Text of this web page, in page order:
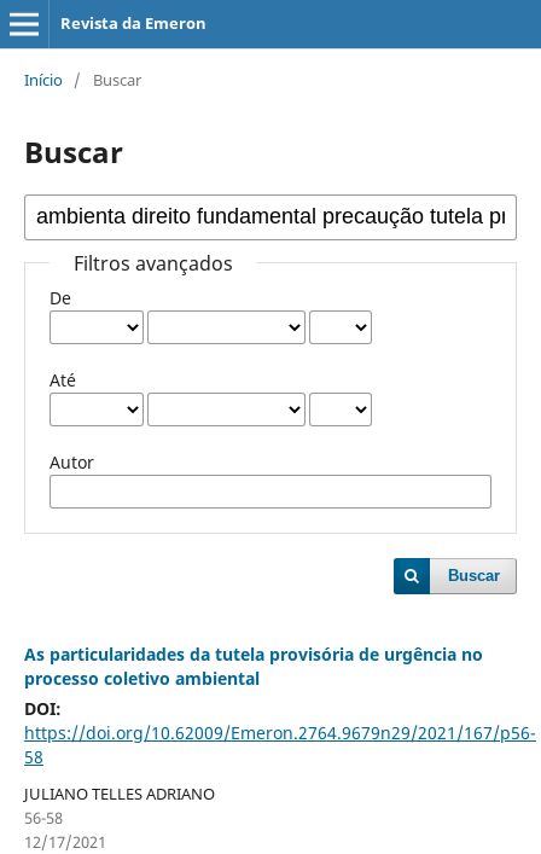
Revista da Emeron
Início / Buscar
Buscar
Filtros avançados
De
Até
Autor
Buscar
As particularidades da tutela provisória de urgência no
processo coletivo ambiental
DOI:
https://doi.org/10.62009/Emeron.2764.9679n29/2021/167/p56-
58
JULIANO TELLES ADRIANO
56-58
12/17/2021